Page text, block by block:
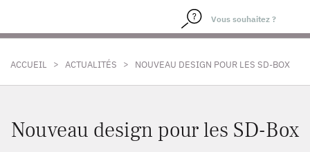
ACCUEIL > ACTUALITÉS > NOUVEAU DESIGN POUR LES SD-BOX
Nouveau design pour les SD-Box